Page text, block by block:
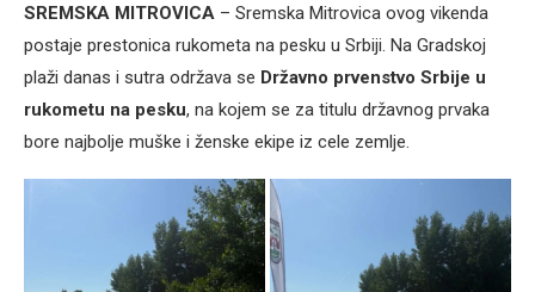
SREMSKA MITROVICA – Sremska Mitrovica ovog vikenda
postaje prestonica rukometa na pesku u Srbiji. Na Gradskoj
plaži danas i sutra održava se Državno prvenstvo Srbije u
rukometu na pesku, na kojem se za titulu državnog prvaka
bore najbolje muške i ženske ekipe iz cele zemlje.